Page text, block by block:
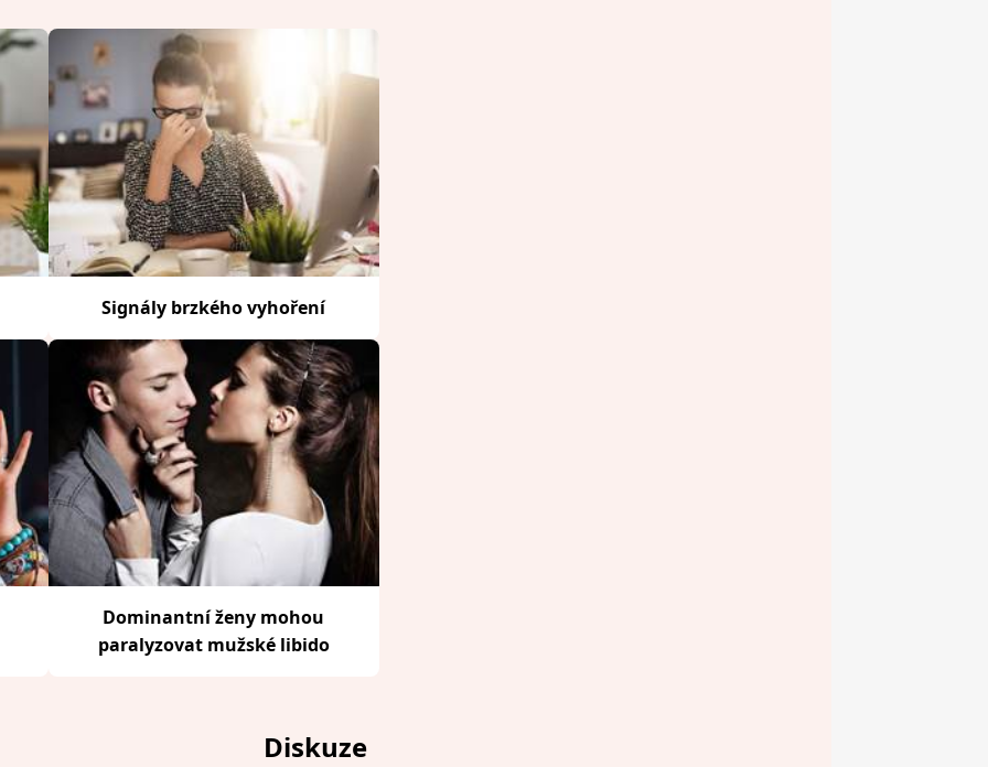
Signály brzkého vyhoření
Dominantní ženy mohou
paralyzovat mužské libido
Diskuze